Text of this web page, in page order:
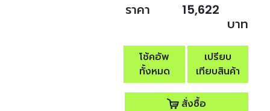
ราคา
15,622
บาท
โช้คอัพ
ทั้งหมด
เปรียบ
เทียบสินค้า
สั่งซื้อ